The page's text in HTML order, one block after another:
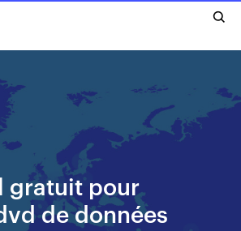
gratuit pour
de données